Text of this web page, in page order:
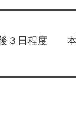
３日程度 本